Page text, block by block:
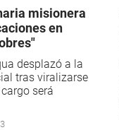
misionera
en
desplazó a la
tras viralizarse
será